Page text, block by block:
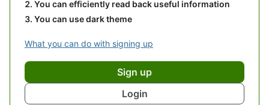
You can efficiently read back useful information
You can use dark theme
What you can do with signing up
Sign up
Login